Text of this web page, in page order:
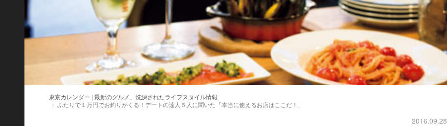
東京カレンダー | 最新のグルメ、洗練されたライフスタイル情報
ふたりで１万円でお釣りがくる！デートの達人５人に聞いた「本当に使えるお店はここだ！」
2016.09.28